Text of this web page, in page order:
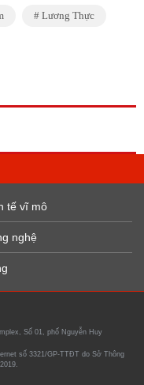
Lương Thực
tế vĩ mô
nghệ
Số 01, phố Nguyễn Huy
số 3321/GP-TTĐT do Sở Thông